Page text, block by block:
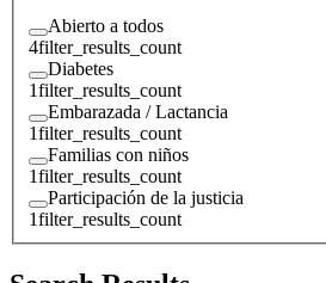
Abierto a todos
4filter_results_count
Diabetes
1filter_results_count
Embarazada / Lactancia
1filter_results_count
Familias con niños
1filter_results_count
Participación de la justicia
1filter_results_count